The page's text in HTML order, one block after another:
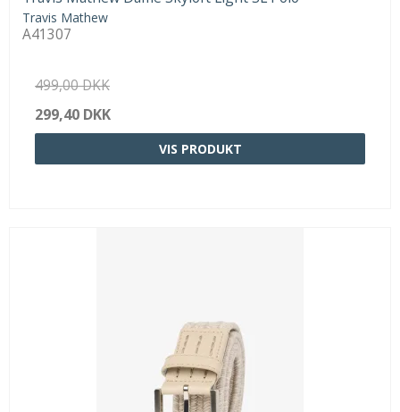
Travis Mathew
A41307
499,00 DKK
299,40 DKK
VIS PRODUKT